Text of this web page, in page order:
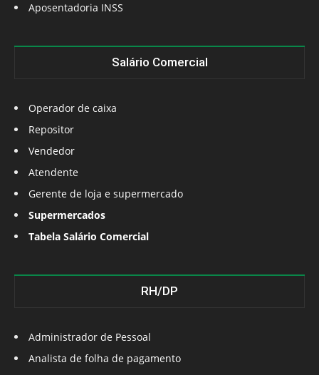
Aposentadoria INSS
Salário Comercial
Operador de caixa
Repositor
Vendedor
Atendente
Gerente de loja e supermercado
Supermercados
Tabela Salário Comercial
RH/DP
Administrador de Pessoal
Analista de folha de pagamento